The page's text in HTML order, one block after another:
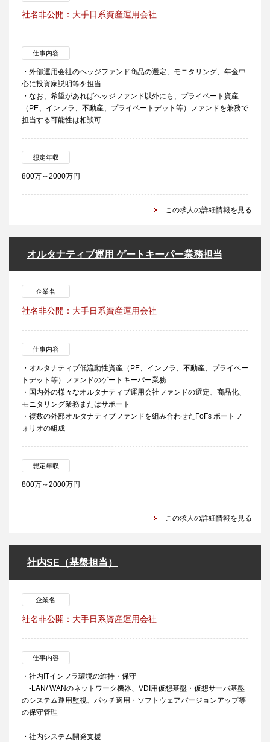
社名非公開：大手日系資産運用会社
仕事内容
・外部運用会社のヘッジファンド商品の選定、モニタリング、年金中
心に投資家説明等を担当
・なお、希望があればヘッジファンド以外にも、プライベート資産
（PE、インフラ、不動産、プライベートデット等）ファンドを兼務で
担当する可能性は相談可
想定年収
800万～2000万円
この求人の詳細情報を見る
オルタナティブ運用 ゲートキーパー業務担当
企業名
社名非公開：大手日系資産運用会社
仕事内容
・オルタナティブ低流動性資産（PE、インフラ、不動産、プライベー
トデット等）ファンドのゲートキーパー業務
・国内外の様々なオルタナティブ運用会社ファンドの選定、商品化、
モニタリング業務またはサポート
・複数の外部オルタナティブファンドを組み合わせたFoFs ポートフ
ォリオの組成
想定年収
800万～2000万円
この求人の詳細情報を見る
社内SE（基盤担当）
企業名
社名非公開：大手日系資産運用会社
仕事内容
・社内ITインフラ環境の維持・保守
-LAN/ WANのネットワーク機器、VDI用仮想基盤・仮想サーバ基盤
のシステム運用監視、パッチ適用・ソフトウェアバージョンアップ等
の保守管理
・社内システム開発支援